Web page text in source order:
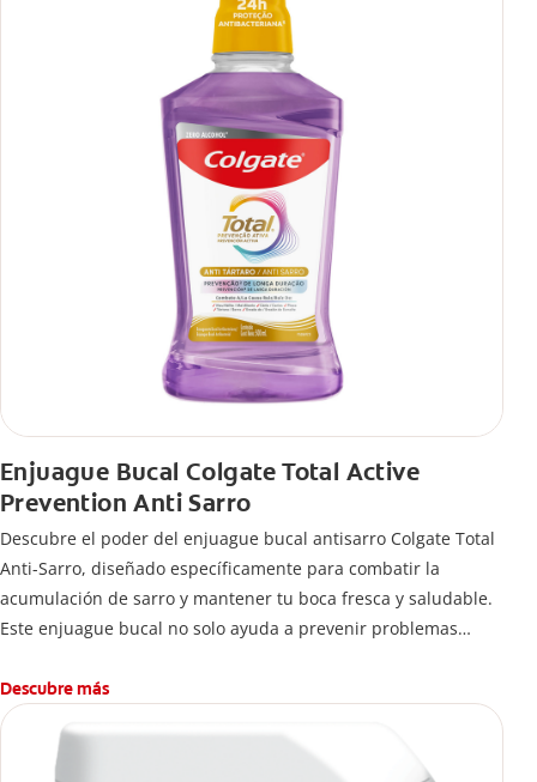
Enjuague Bucal Colgate Total Active
Prevention Anti Sarro
Descubre el poder del enjuague bucal antisarro Colgate Total
Anti-Sarro, diseñado específicamente para combatir la
acumulación de sarro y mantener tu boca fresca y saludable.
Este enjuague bucal no solo ayuda a prevenir problemas
Descubre más